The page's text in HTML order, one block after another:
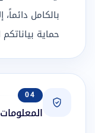
بالكامل
حماية
04